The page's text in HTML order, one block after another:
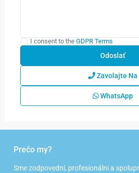
I consent to the GDPR Terms
Zavolajte Na
WhatsApp
Prečo my?
Sme zodpovední, profesionálni a